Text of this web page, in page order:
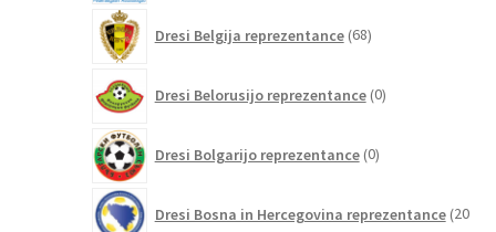
Dresi Belgija reprezentance 68izdelkov
Dresi Belorusijo reprezentance 0izdelkov
Dresi Bolgarijo reprezentance 0izdelkov
Dresi Bosna in Hercegovina reprezentance 20